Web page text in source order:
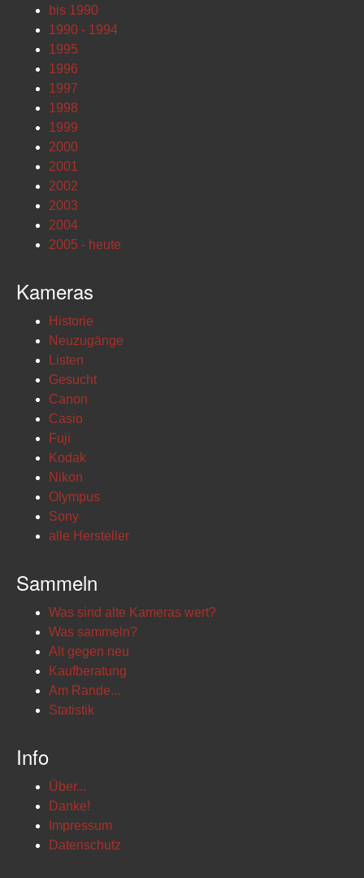
bis 1990
1990 - 1994
1995
1996
1997
1998
1999
2000
2001
2002
2003
2004
2005 - heute
Kameras
Historie
Neuzugänge
Listen
Gesucht
Canon
Casio
Fuji
Kodak
Nikon
Olympus
Sony
alle Hersteller
Sammeln
Was sind alte Kameras wert?
Was sammeln?
Alt gegen neu
Kaufberatung
Am Rande...
Statistik
Info
Über...
Danke!
Impressum
Datenschutz